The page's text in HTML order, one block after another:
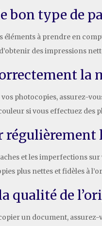
bon type de
éléments à prendre en
des impressions
la
photocopies, assurez-
si vous effectuez des
régulièrement
et les imperfections
plus nettes et fidèles à
qualité de
un document, assurez-